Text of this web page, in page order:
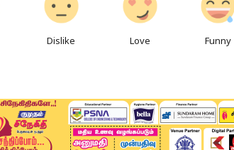
Dislike Love Funny